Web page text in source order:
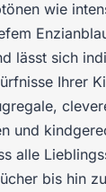
wie
lässt sich
Ihrer
und
alle
bis hin